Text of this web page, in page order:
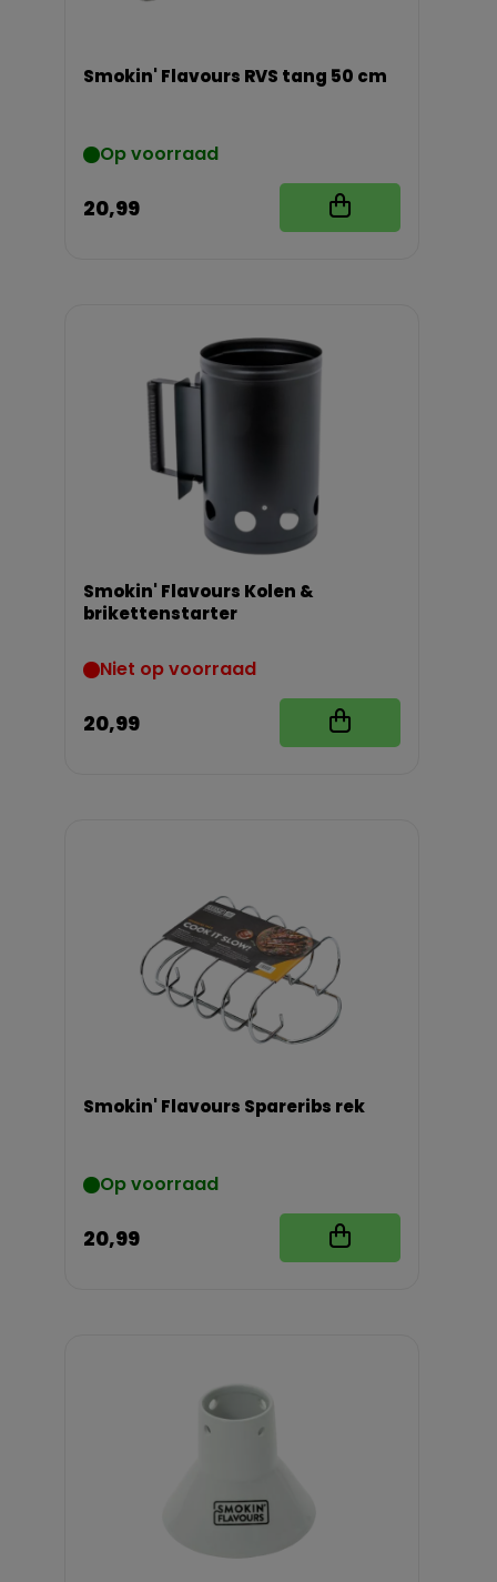
Smokin' Flavours RVS tang 50 cm
Op voorraad
20,99
Smokin' Flavours Kolen &
brikettenstarter
Niet op voorraad
20,99
Smokin' Flavours Spareribs rek
Op voorraad
20,99